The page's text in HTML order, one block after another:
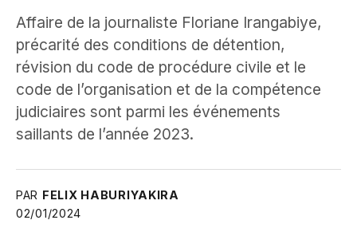
Affaire de la journaliste Floriane Irangabiye,
précarité des conditions de détention,
révision du code de procédure civile et le
code de l’organisation et de la compétence
judiciaires sont parmi les événements
saillants de l’année 2023.
PAR FELIX HABURIYAKIRA
02/01/2024